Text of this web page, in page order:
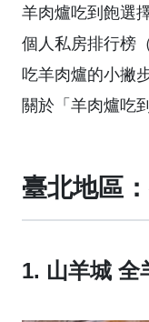
羊肉爐吃到飽選
個人私房排行榜
吃羊肉爐的小撇
關於「羊肉爐吃
臺北地區
1. 山羊城 全